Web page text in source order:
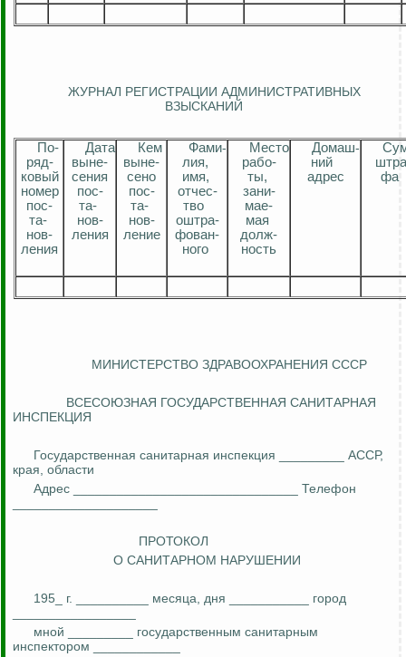
ЖУРНАЛ РЕГИСТРАЦИИ АДМИНИСТРАТИВНЫХ
ВЗЫСКАНИЙ
По-
ряд-
ковый
номер
пос-
та-
нов-
ления
Дата
выне-
сения
пос-
та-
нов-
ления
Кем
выне-
сено
пос-
та-
нов-
ление
Фами-
лия,
имя,
отчес-
тво
оштра-
фован-
ного
Место
рабо-
ты,
зани-
мае-
мая
долж-
ность
Домаш-
ний
адрес
штра
фа
МИНИСТЕРСТВО ЗДРАВООХРАНЕНИЯ СССР
ВСЕСОЮЗНАЯ ГОСУДАРСТВЕННАЯ САНИТАРНАЯ
ИНСПЕКЦИЯ
Государственная санитарная инспекция _________ АССР,
края, области
Адрес _______________________________ Телефон
ПРОТОКОЛ
О САНИТАРНОМ НАРУШЕНИИ
195_ г. __________ месяца, дня ___________ город
мной _________ государственным санитарным
инспектором ____________